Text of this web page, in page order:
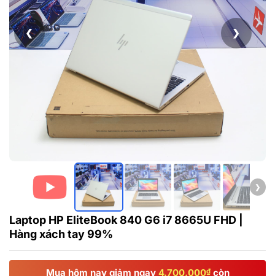
❮ ❯
❯
Laptop HP EliteBook 840 G6 i7 8665U FHD |
Hàng xách tay 99%
Mua hôm nay giảm ngay 4.700.000₫ còn